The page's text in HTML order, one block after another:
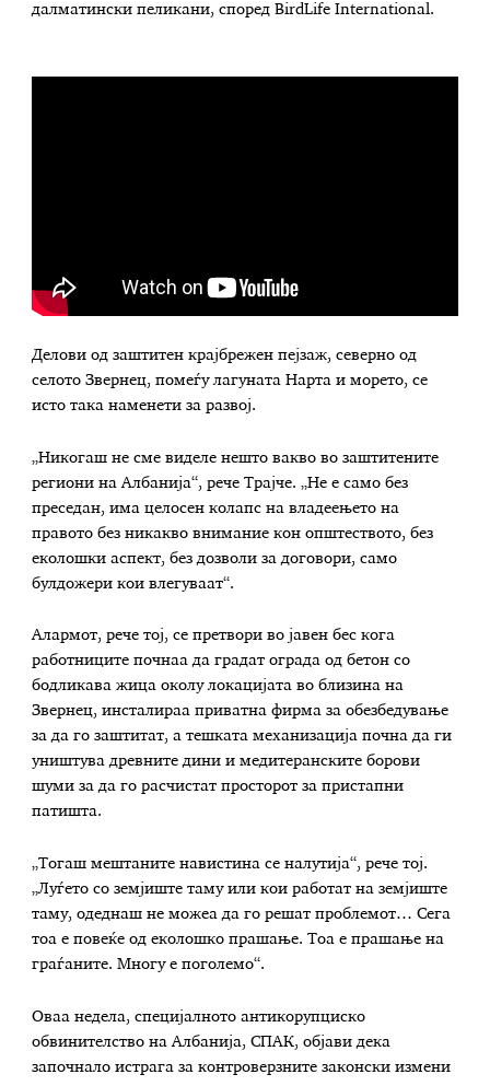
далматински пеликани, според BirdLife International.
Делови од заштитен крајбрежен пејзаж, северно од
селото Звернец, помеѓу лагуната Нарта и морето, се
исто така наменети за развој.
„Никогаш не сме виделе нешто вакво во заштитените
региони на Албанија“, рече Трајче. „Не е само без
преседан, има целосен колапс на владеењето на
правото без никакво внимание кон општеството, без
еколошки аспект, без дозволи за договори, само
булдожери кои влегуваат“.
Алармот, рече тој, се претвори во јавен бес кога
работниците почнаа да градат ограда од бетон со
бодликава жица околу локацијата во близина на
Звернец, инсталираа приватна фирма за обезбедување
за да го заштитат, а тешката механизација почна да ги
уништува древните дини и медитеранските борови
шуми за да го расчистат просторот за пристапни
патишта.
„Тогаш мештаните навистина се налутија“, рече тој.
„Луѓето со земјиште таму или кои работат на земјиште
таму, одеднаш не можеа да го решат проблемот… Сега
тоа е повеќе од еколошко прашање. Тоа е прашање на
граѓаните. Многу е поголемо“.
Оваа недела, специјалното антикорупциско
обвинителство на Албанија, СПАК, објави дека
започнало истрага за контроверзните законски измени